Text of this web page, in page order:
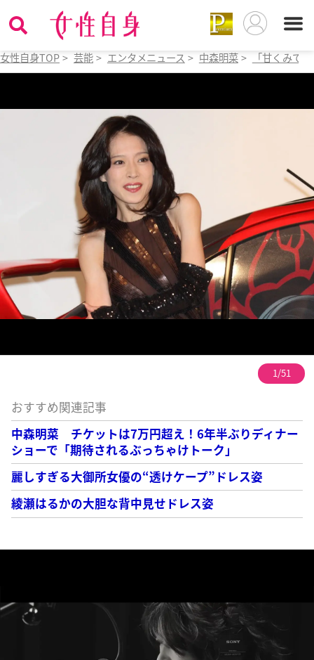
女性自身TOP > 芸能 > エンタメニュース > 中森明菜 > 「甘くみて
1/51
おすすめ関連記事
中森明菜 チケットは7万円超え！6年半ぶりディナー
ショーで「期待されるぶっちゃけトーク」
麗しすぎる大御所女優の“透けケープ”ドレス姿
綾瀬はるかの大胆な背中見せドレス姿